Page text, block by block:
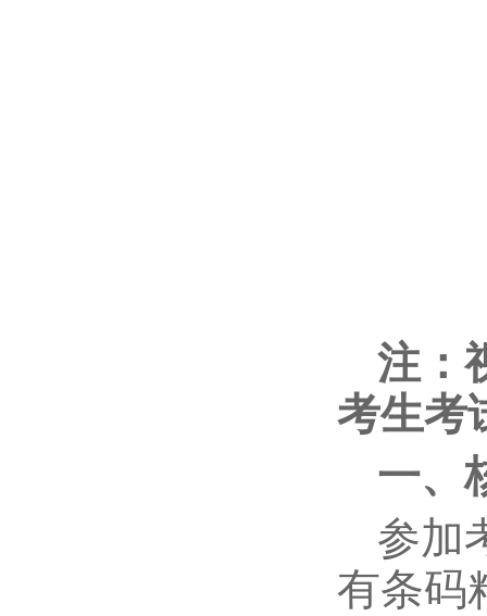
注：
考生考
一、
参加
有条码